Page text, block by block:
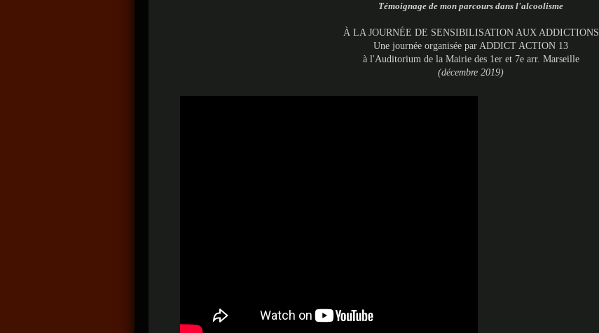
Témoignage de mon parcours dans l'alcoolisme
À LA JOURNÉE DE SENSIBILISATION AUX ADDICTIONS
Une journée organisée par ADDICT ACTION 13
à l'Auditorium de la Mairie des 1er et 7e arr. Marseille
(décembre 2019)